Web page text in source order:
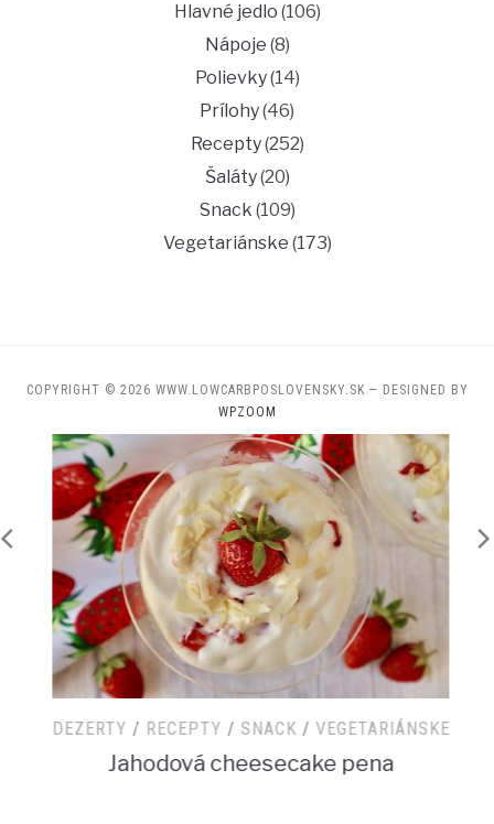
Hlavné jedlo (106)
Nápoje (8)
Polievky(14)
Prílohy(46)
Recepty(252)
Šaláty(20)
Snack (109)
Vegetariánske (173)
COPYRIGHT © 2026 WWW.LOWCARBPOSLOVENSKY.SK — DESIGNED BY
WPZOOM
DEZERTY/ RECEPTY/ SNACK/ VEGETARIÁNSKE
Jahodová cheesecake pena